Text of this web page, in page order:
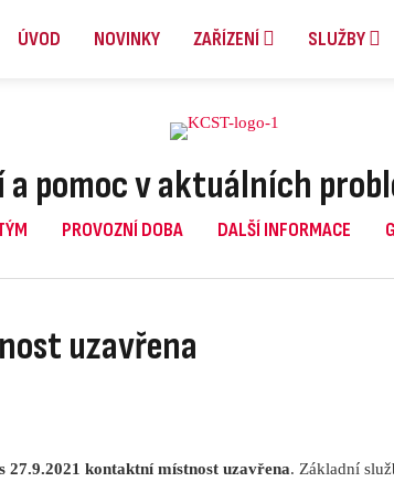
ÚVOD NOVINKY ZAŘÍZENÍ SLUŽBY
a pomoc v aktuálních
PROVOZNÍ DOBA DALŠÍ INFORMACE
uzavřena
27.9.2021 kontaktní místnost uzavřena. Základní